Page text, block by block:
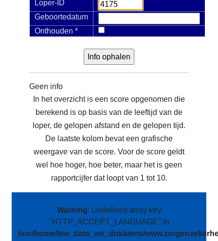
Loper-ID
Geboortedatum
Onthouden *
Geen info
In het overzicht is een score opgenomen die
berekend is op basis van de leeftijd van de
loper, de gelopen afstand en de gelopen tijd.
De laatste kolom bevat een grafische
weergave van de score. Voor de score geldt
wel hoe hoger, hoe beter, maar het is geen
rapportcijfer dat loopt van 1 tot 10.
Warning: Undefined array key
"HTTP_ACCEPT_LANGUAGE" in
/usr/home/lsw_data_ws_dro/aiens/